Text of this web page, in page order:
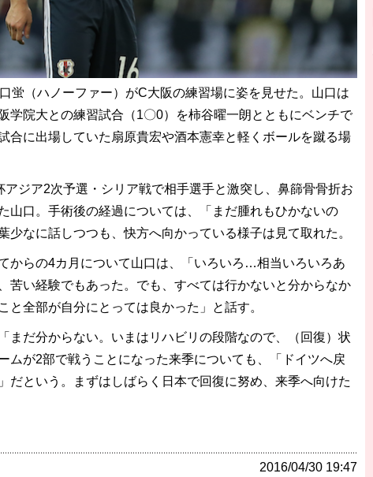
蛍（ハノーファー）がC大阪の練習場に姿を見せた。山口は
学院大との練習試合（1〇0）を柿谷曜一朗とともにベンチで
合に出場していた扇原貴宏や酒本憲幸と軽くボールを蹴る場
ジア2次予選・シリア戦で相手選手と激突し、鼻篩骨骨折お
山口。手術後の経過については、「まだ腫れもひかないの
なに話しつつも、快方へ向かっている様子は見て取れた。
からの4カ月について山口は、「いろいろ…相当いろいろあ
苦い経験でもあった。でも、すべては行かないと分からなか
と全部が自分にとっては良かった」と話す。
だ分からない。いまはリハビリの段階なので、（回復）状
ムが2部で戦うことになった来季についても、「ドイツへ戻
だという。まずはしばらく日本で回復に努め、来季へ向けた
2016/04/30 19:47